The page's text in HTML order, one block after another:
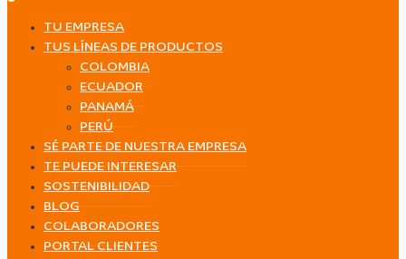
TU EMPRESA
TUS LÍNEAS DE PRODUCTOS
COLOMBIA
ECUADOR
PANAMÁ
PERÚ
SÉ PARTE DE NUESTRA EMPRESA
TE PUEDE INTERESAR
SOSTENIBILIDAD
BLOG
COLABORADORES
PORTAL CLIENTES